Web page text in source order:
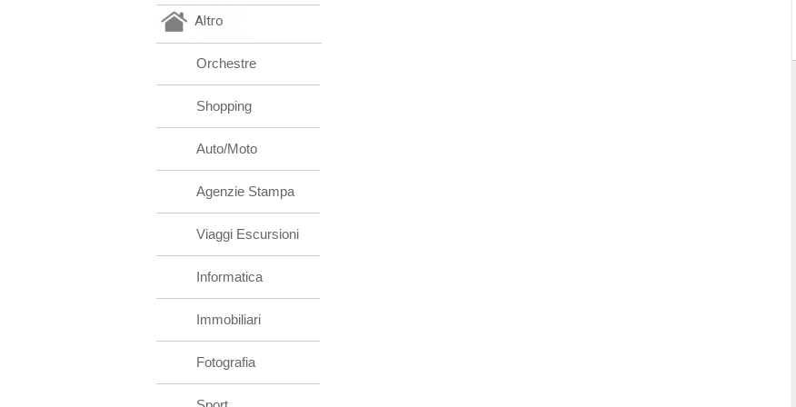
Altro
Orchestre
Shopping
Auto/Moto
Agenzie Stampa
Viaggi Escursioni
Informatica
Immobiliari
Fotografia